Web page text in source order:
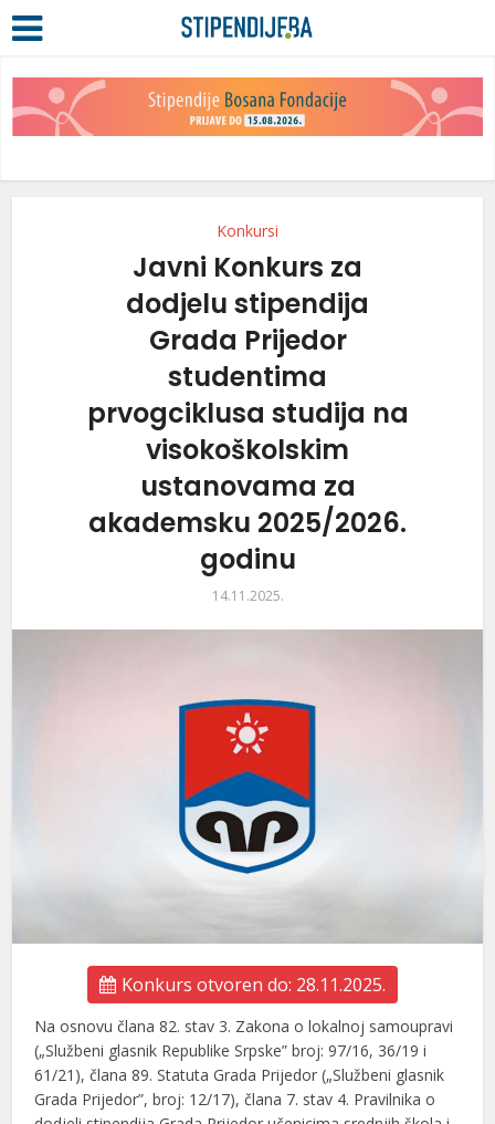
Konkursi
Javni Konkurs za
dodjelu stipendija
Grada Prijedor
studentima
prvogciklusa studija na
visokoškolskim
ustanovama za
akademsku 2025/2026.
godinu
14.11.2025.
Konkurs otvoren do: 28.11.2025.
Na osnovu člana 82. stav 3. Zakona o lokalnoj samoupravi
(„Službeni glasnik Republike Srpske” broj: 97/16, 36/19 i
61/21), člana 89. Statuta Grada Prijedor („Službeni glasnik
Grada Prijedor”, broj: 12/17), člana 7. stav 4. Pravilnika o